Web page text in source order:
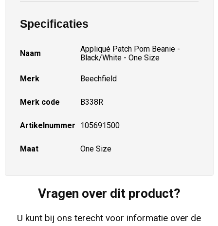
Specificaties
Naam
Appliqué Patch Pom Beanie -
Black/White - One Size
Merk Beechfield
Merk code B338R
Artikelnummer 105691500
Maat One Size
Vragen over dit product?
U kunt bij ons terecht voor informatie over de